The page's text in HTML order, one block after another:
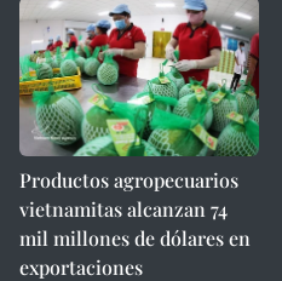
Productos agropecuarios
vietnamitas alcanzan 74
mil millones de dólares en
exportaciones